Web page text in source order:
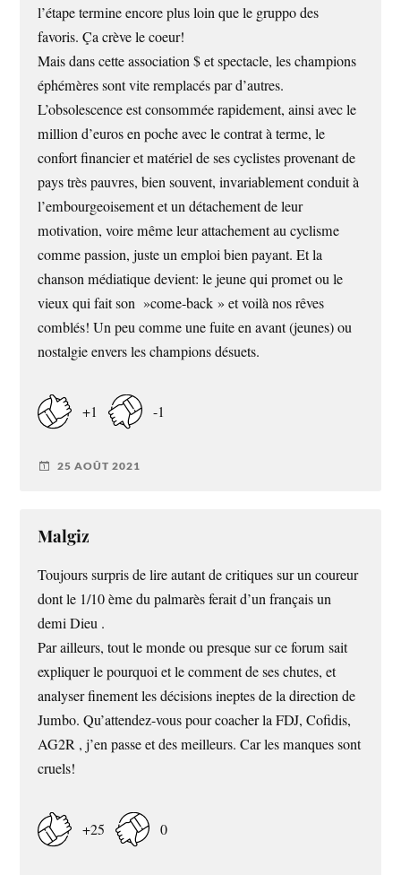
l’étape termine encore plus loin que le gruppo des
favoris. Ça crève le coeur!
Mais dans cette association $ et spectacle, les champions
éphémères sont vite remplacés par d’autres.
L’obsolescence est consommée rapidement, ainsi avec le
million d’euros en poche avec le contrat à terme, le
confort financier et matériel de ses cyclistes provenant de
pays très pauvres, bien souvent, invariablement conduit à
l’embourgeoisement et un détachement de leur
motivation, voire même leur attachement au cyclisme
comme passion, juste un emploi bien payant. Et la
chanson médiatique devient: le jeune qui promet ou le
vieux qui fait son »come-back » et voilà nos rêves
comblés! Un peu comme une fuite en avant (jeunes) ou
nostalgie envers les champions désuets.
+1 -1
25 AOÛT 2021
Malgiz
Toujours surpris de lire autant de critiques sur un coureur
dont le 1/10 ème du palmarès ferait d’un français un
demi Dieu .
Par ailleurs, tout le monde ou presque sur ce forum sait
expliquer le pourquoi et le comment de ses chutes, et
analyser finement les décisions ineptes de la direction de
Jumbo. Qu’attendez-vous pour coacher la FDJ, Cofidis,
AG2R , j’en passe et des meilleurs. Car les manques sont
cruels!
+25 0